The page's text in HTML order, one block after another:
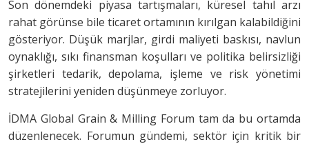
Son dönemdeki piyasa tartışmaları, küresel tahıl arzı
rahat görünse bile ticaret ortamının kırılgan kalabildiğini
gösteriyor. Düşük marjlar, girdi maliyeti baskısı, navlun
oynaklığı, sıkı finansman koşulları ve politika belirsizliği
şirketleri tedarik, depolama, işleme ve risk yönetimi
stratejilerini yeniden düşünmeye zorluyor.
İDMA Global Grain & Milling Forum tam da bu ortamda
düzenlenecek. Forumun gündemi, sektör için kritik bir